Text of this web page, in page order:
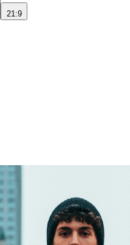
21:9